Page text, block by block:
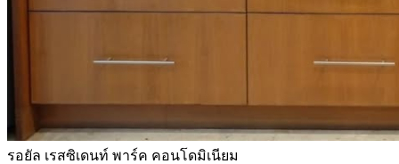
รอยัล เรสซิเดนท์ พาร์ค คอนโดมิเนียม